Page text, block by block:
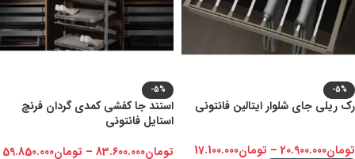
-5%
رک ریلی جای شلوار ایتالین فانتونی
تومان20.900.000
– تومان17.100.000
-5%
استند جا کفشی کمدی گردان فرنچ
استایل فانتونی
تومان83.600.000
– تومان59.850.000